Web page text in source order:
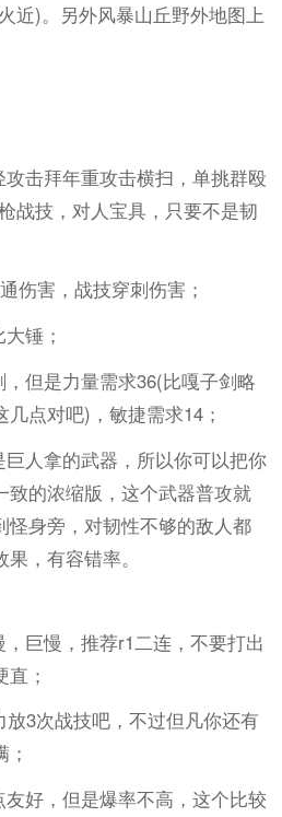
近)。另外风暴山丘野外地图上
击拜年重攻击横扫，单挑群殴
战技，对人宝具，只要不是韧
伤害，战技穿刺伤害；
锤；
但是力量需求36(比嘎子剑略
点对吧)，敏捷需求14；
人拿的武器，所以你可以把你
致的浓缩版，这个武器普攻就
怪身旁，对韧性不够的敌人都
，有容错率。
巨慢，推荐r1二连，不要打出
；
3次战技吧，不过但凡你还有
好，但是爆率不高，这个比较